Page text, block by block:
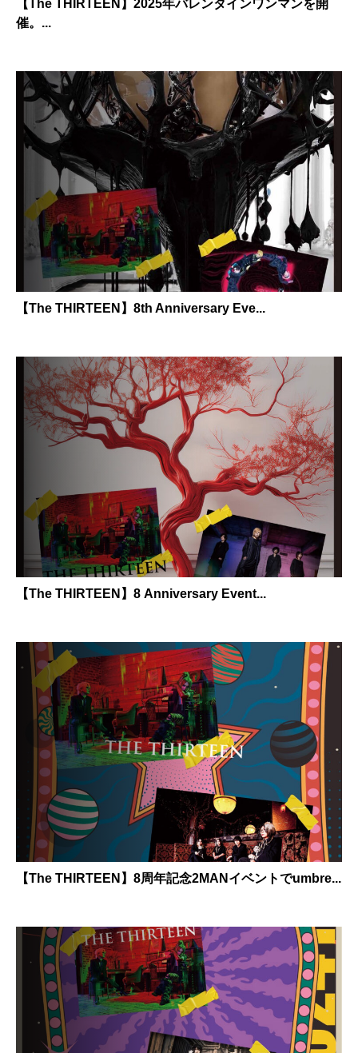
【The THIRTEEN】2025年バレンタインワンマンを開
催。...
【The THIRTEEN】8th Anniversary Eve...
【The THIRTEEN】8 Anniversary Event...
【The THIRTEEN】8周年記念2MANイベントでumbre...